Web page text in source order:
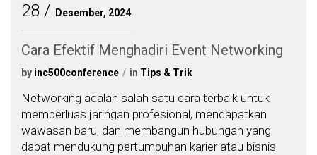
28 Desember, 2024
Cara Efektif Menghadiri Event Networking
by inc500conference in Tips & Trik
Networking adalah salah satu cara terbaik untuk
memperluas jaringan profesional, mendapatkan
wawasan baru, dan membangun hubungan yang
dapat mendukung pertumbuhan karier atau bisnis